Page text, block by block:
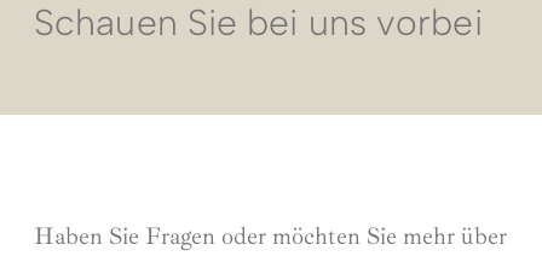
Schauen Sie bei uns vorbei
Haben Sie Fragen oder möchten Sie mehr über